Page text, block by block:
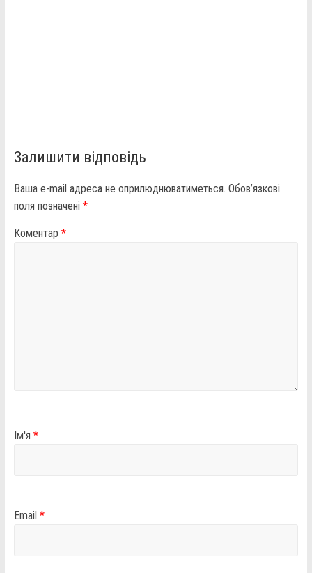
Залишити відповідь
Ваша e-mail адреса не оприлюднюватиметься. Обов’язкові
поля позначені *
Коментар *
Ім'я *
Email *